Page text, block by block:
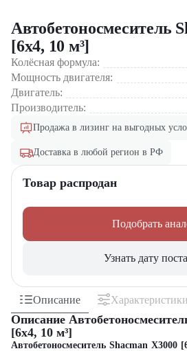
Автобетоносмеситель
[6x4, 10 м³]
Колёсная формула:
Мощность двигателя:
Двигатель:
Производитель:
Продажа в лизинг на выгодных
Доставка в любой регион в РФ
Товар распродан
Подобрать
Узнать дату
Описание Характеристики
Описание
[6x4, 10 м³]
Автобетоносмеситель Shacman X3000